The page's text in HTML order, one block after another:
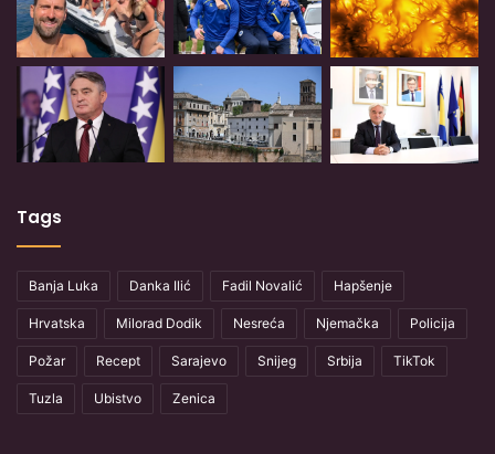
Tags
Banja Luka Danka Ilić Fadil Novalić Hapšenje
Hrvatska Milorad Dodik Nesreća Njemačka Policija
Požar Recept Sarajevo Snijeg Srbija TikTok
Tuzla Ubistvo Zenica